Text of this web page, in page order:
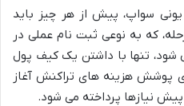
یونی سواپ، پیش از هر چیز باید
که به نوعی ثبت نام عملی در
شود، تنها با داشتن یک کیف پول
پوشش هزینه های تراکنش آغاز
نیازها پرداخته می شود.